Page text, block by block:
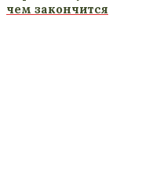
чем закончится